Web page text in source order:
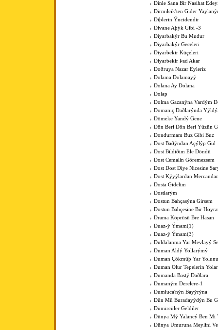
Dinle Sana Bir Nasihat
Dirmilcik'ten Gider
Diþlerin Ýncidendir
Divane Aþýk Gibi -3
Diyarbakýr Bu Mudur
Diyarbakýr Geceleri
Diyarbekir Küçeleri
Diyarbekir Þad Akar
Doðruya Nazar Eyleriz
Dolama Dolamayý
Dolana Ay Dolana
Dolap
Dolma Gazanýna Vardým
Domaniç Daðlarýnda
Dömeke Yandý Gene
Dön Beri Dön Beri Yüzün
Dondurmam Buz Gibi Buz
Dost Baðýndan Açýlýp Gül
Dost Bildiðim Ele Döndü
Dost Cemalin Göremezsem
Dost Dost Diye Nicesine
Dost Kýyýlardan
Dosta Gidelim
Dostlarým
Dostun Bahçasýna Girsem
Dostun Bahçesine Bir
Drama Köprüsü Bre Hasan
Duaz-ý Ýmam(1)
Duaz-ý Ýmam(3)
Duldalanma Yar Mevlayý
Duman Aldý Yollarýmý
Duman Çökmüþ Yar
Duman Olur Tepelerin
Dumanda Bastý Daðlara
Dumaným Derelere-1
Dumluca'nýn Bayýrýna
Dün Mü Buradayýdýn Bu
Dünürcüler Geldiler
Dünya Mý Yalancý Ben Mi
Dünya Umuruna Meylini